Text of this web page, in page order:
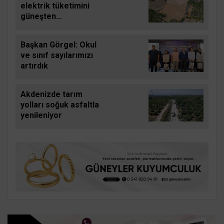
elektrik tüketimini
güneşten
Başkan Görgel: Okul
ve sınıf sayılarımızı
artırdık
Akdenizde tarım
yolları soğuk asfaltla
yenileniyor